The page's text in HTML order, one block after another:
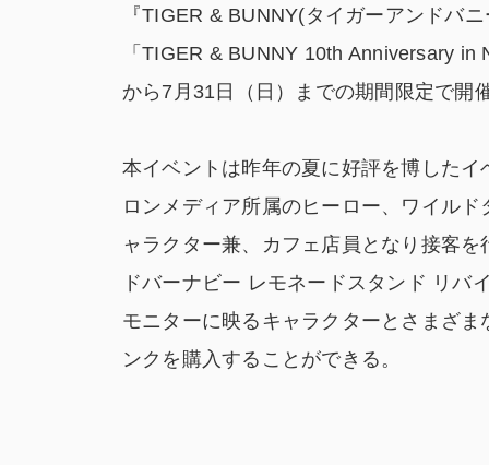
『TIGER & BUNNY(タイガーアンドバ
「TIGER & BUNNY 10th Anniversary
から7月31日（日）までの期間限定で開
本イベントは昨年の夏に好評を博した
ロンメディア所属のヒーロー、ワイル
ャラクター兼、カフェ店員となり接客
ドバーナビー レモネードスタンド リバ
モニターに映るキャラクターとさまざ
ンクを購入することができる。